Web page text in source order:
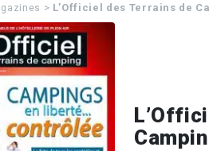
> L’Officiel des Terrains de